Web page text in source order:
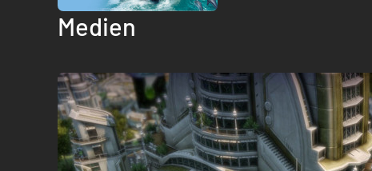
Medien